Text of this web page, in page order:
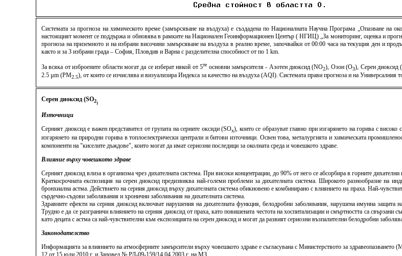
Системата за прогноза на химическото време (замърсяване на въздуха) е създадена по Националната Научна Програма „Опазване на
настоящият момент се поддържа и обновява в рамките на Национален Геоинформационен Център ( НГИЦ) „За мониторинг, оценка и
прогноза на приземното и на избрани височини замърсяване на въздуха в реално време, започвайки от 00:00 часа на текущия ден и
както и за 3 избрани града – София, Пловдив и Варна с разделителна способност от по 1 km.
За всяка от изброените области могат да се изберат някой от 5те основни замърсителя - Азотен диоксид (NO2), Озон (O3), Серен диоксид
2.5 µm (PM2.5), от които се изчислява и визуализира Индекса за качество на въздуха (AQI). Системата прави прогноза и на
Серен диоксид (SO2)
Източници
Серният диоксид е важен представител от групата на серните оксиди (SOx), които се образуват главно при изгарянето на горива с
изгарянето на природни горива в топлоелектрически централи и битови източници. Освен това, металургията и химическата
компоненти на "киселите дъждове", които могат да имат сериозни последици за околната среда и човешкото здраве.
Влияние върху човешкото здраве
Серният диоксид влиза в организма чрез дихателната система. При високи концентрации, до 90% от него се абсорбира в горните
Краткосрочната експозиция на серен диоксид предизвиква най-големи проблеми за дихателната система. Широкото разнообразие на
бронхиална астма. Действието на серния диоксид върху дихателната система обикновено е комбинирано с влиянието на праха. Най-
сърдечно-съдови заболявания и хронични заболявания на дихателната система.
Здравните ефекти на серния диоксид включват нарушения на дихателната функция, белодробни заболявания, нарушена имунна защита
Трудно е да се разграничи влиянието на серния диоксид от праха, като повишената честота на хоспитализации и смъртността са
като децата с астма са най-чувствителни към експозицията на серен диоксид и могат да развият сериозни възпалителни белодробни
Законодателство
Информацията за влиянието на атмосферните замърсители върху човешкото здраве е съгласувана с Министерството за
12 от 15 юли 2010 г. и Заповед № РД-09-159/14.04.2003 г. на МЗ.